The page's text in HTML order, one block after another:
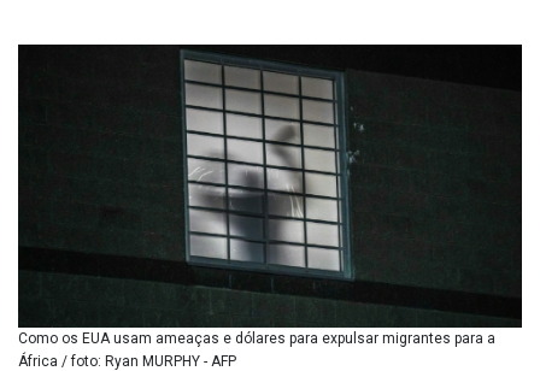
BND 1.480393
BOB 13.964198
BRL 5.891306
BSD 1.154535
BTN 109.874896
BWP 15.61488
BYN 3.418287
BYR 22586.626891
BZD 2.321974
CAD 1.615497
CHF 0.934643
Como os EUA usam ameaças e dólares para expulsar migrantes para a
África / foto: Ryan MURPHY - AFP